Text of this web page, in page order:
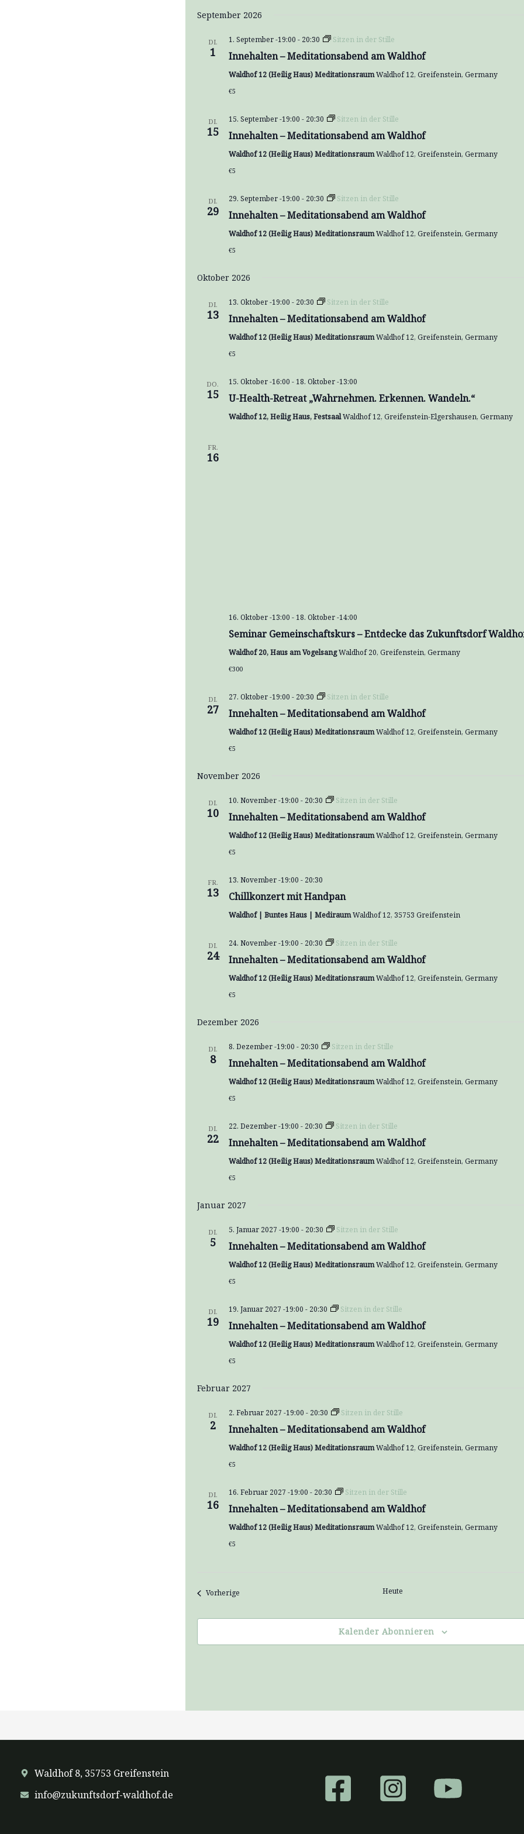
September 2026
DI.
1 Innehalten – Meditationsabend am Waldhof
1. September -19:00 - 20:30 Sitzen in der Stille
Waldhof 12 (Heilig Haus) MeditationsraumWaldhof 12, Greifenstein, Germany
€5
DI.
15 Innehalten – Meditationsabend am Waldhof
15. September -19:00 - 20:30 Sitzen in der Stille
Waldhof 12 (Heilig Haus) MeditationsraumWaldhof 12, Greifenstein, Germany
€5
DI.
29 Innehalten – Meditationsabend am Waldhof
29. September -19:00 - 20:30 Sitzen in der Stille
Waldhof 12 (Heilig Haus) MeditationsraumWaldhof 12, Greifenstein, Germany
€5
Oktober 2026
DI.
13 Innehalten – Meditationsabend am Waldhof
13. Oktober -19:00 - 20:30 Sitzen in der Stille
Waldhof 12 (Heilig Haus) MeditationsraumWaldhof 12, Greifenstein, Germany
€5
DO.
15 U-Health-Retreat „Wahrnehmen. Erkennen. Wandeln.“
15. Oktober -16:00 -18. Oktober -13:00
Waldhof 12, Heilig Haus, FestsaalWaldhof 12, Greifenstein-Elgershausen, Germany
FR.
16
Seminar Gemeinschaftskurs – Entdecke das Zukunftsdorf
16. Oktober -13:00 -18. Oktober -14:00
Waldhof 20, Haus am VogelsangWaldhof 20, Greifenstein, Germany
€300
DI.
27 Innehalten – Meditationsabend am Waldhof
27. Oktober -19:00 - 20:30 Sitzen in der Stille
Waldhof 12 (Heilig Haus) MeditationsraumWaldhof 12, Greifenstein, Germany
€5
November 2026
DI.
10 Innehalten – Meditationsabend am Waldhof
10. November -19:00 - 20:30 Sitzen in der Stille
Waldhof 12 (Heilig Haus) MeditationsraumWaldhof 12, Greifenstein, Germany
€5
FR.
13 Chillkonzert mit Handpan
13. November -19:00 - 20:30
Waldhof | Buntes Haus | MediraumWaldhof 12, 35753 Greifenstein
DI.
24 Innehalten – Meditationsabend am Waldhof
24. November -19:00 - 20:30 Sitzen in der Stille
Waldhof 12 (Heilig Haus) MeditationsraumWaldhof 12, Greifenstein, Germany
€5
Dezember 2026
DI.
8 Innehalten – Meditationsabend am Waldhof
8. Dezember -19:00 - 20:30 Sitzen in der Stille
Waldhof 12 (Heilig Haus) MeditationsraumWaldhof 12, Greifenstein, Germany
€5
DI.
22 Innehalten – Meditationsabend am Waldhof
22. Dezember -19:00 - 20:30 Sitzen in der Stille
Waldhof 12 (Heilig Haus) MeditationsraumWaldhof 12, Greifenstein, Germany
€5
Januar 2027
DI.
5 Innehalten – Meditationsabend am Waldhof
5. Januar 2027 -19:00 - 20:30 Sitzen in der Stille
Waldhof 12 (Heilig Haus) MeditationsraumWaldhof 12, Greifenstein, Germany
€5
DI.
19 Innehalten – Meditationsabend am Waldhof
19. Januar 2027 -19:00 - 20:30 Sitzen in der Stille
Waldhof 12 (Heilig Haus) MeditationsraumWaldhof 12, Greifenstein, Germany
€5
Februar 2027
DI.
2 Innehalten – Meditationsabend am Waldhof
2. Februar 2027 -19:00 - 20:30 Sitzen in der Stille
Waldhof 12 (Heilig Haus) MeditationsraumWaldhof 12, Greifenstein, Germany
€5
DI.
16 Innehalten – Meditationsabend am Waldhof
16. Februar 2027 -19:00 - 20:30 Sitzen in der Stille
Waldhof 12 (Heilig Haus) MeditationsraumWaldhof 12, Greifenstein, Germany
€5
VorherigeVeranstaltungen Heute
Kalender Abonnieren
Waldhof 8, 35753 Greifenstein
info@zukunftsdorf-waldhof.de